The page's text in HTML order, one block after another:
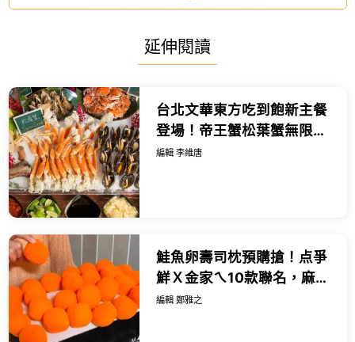
延伸閱讀
台北文華東方吃到飽新主餐
登場！帝王蟹松葉蟹無限暢
吃搭配日本和牛海陸盛宴。
編輯 李維唐
鮭魚卵壽司枕預購搶！点爭
鮮Ｘ金家ㄟ10款聯名，麻藥
赤蝦 鰤魚生魚片大推。
編輯 鄭雅之